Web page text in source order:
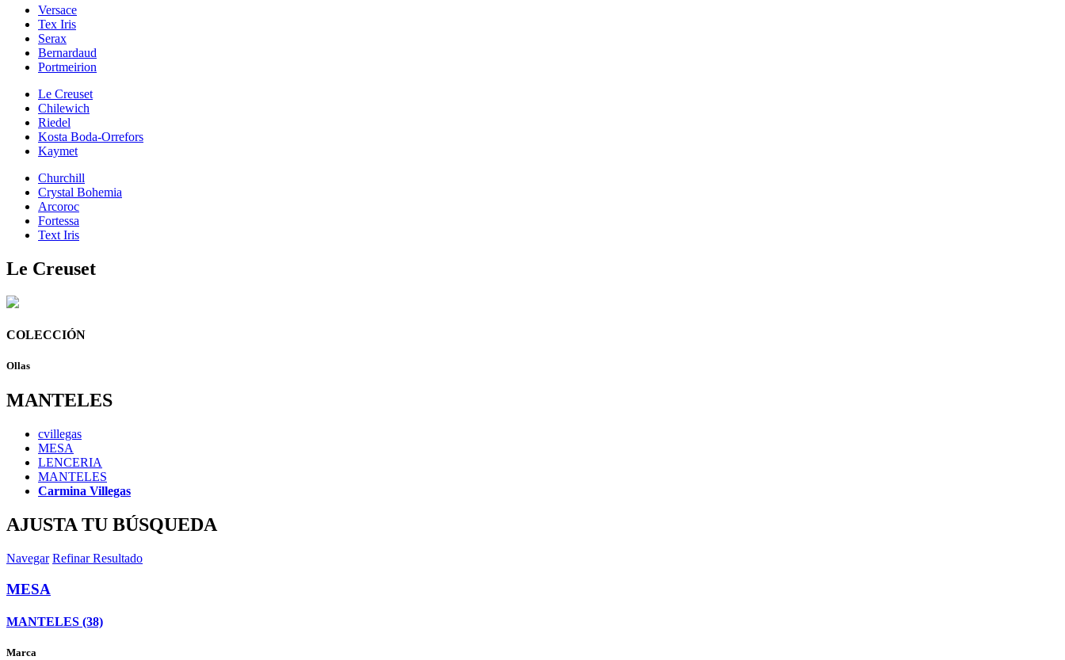
Versace
Tex Iris
Serax
Bernardaud
Portmeirion
Le Creuset
Chilewich
Riedel
Kosta Boda-Orrefors
Kaymet
Churchill
Crystal Bohemia
Arcoroc
Fortessa
Text Iris
Le Creuset
COLECCIÓN
Ollas
MANTELES
cvillegas
MESA
LENCERIA
MANTELES
Carmina Villegas
AJUSTA TU BÚSQUEDA
Navegar Refinar Resultado
MESA
MANTELES (38)
Marca